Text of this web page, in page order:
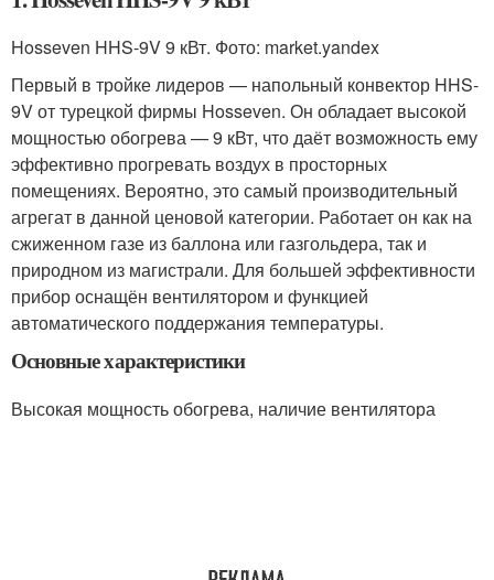
Hosseven HHS-9V 9 кВт. Фото: market.yandex
Первый в тройке лидеров — напольный конвектор HHS-
9V от турецкой фирмы Hosseven. Он обладает высокой
мощностью обогрева — 9 кВт, что даёт возможность ему
эффективно прогревать воздух в просторных
помещениях. Вероятно, это самый производительный
агрегат в данной ценовой категории. Работает он как на
сжиженном газе из баллона или газгольдера, так и
природном из магистрали. Для большей эффективности
прибор оснащён вентилятором и функцией
автоматического поддержания температуры.
Основные характеристики
Высокая мощность обогрева, наличие вентилятора